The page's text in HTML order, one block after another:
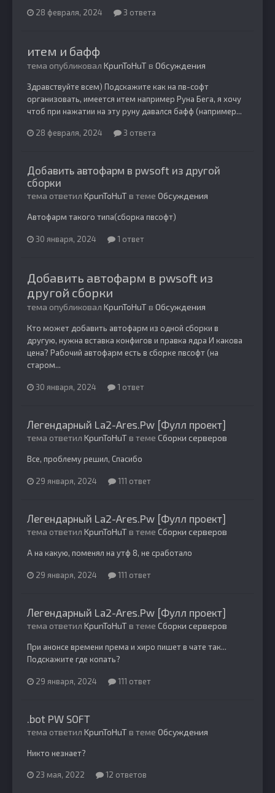
28 февраля, 2024 3 ответа
итем и бафф
тема опубликовал KpunToHuT в Обсуждения
Здравствуйте всем) Подскажите как на пв-софт
организовать, имеется итем например Руна Бега, я хочу
чтоб при нажатии на эту руну давался бафф (например...
28 февраля, 2024 3 ответа
Добавить автофарм в pwsoft из другой
сборки
тема ответил KpunToHuT в теме Обсуждения
Автофарм такого типа(сборка пвсофт)
30 января, 2024 1 ответ
Добавить автофарм в pwsoft из
другой сборки
тема опубликовал KpunToHuT в Обсуждения
Кто может добавить автофарм из одной сборки в
другую, нужна вставка конфигов и правка ядра И какова
цена? Рабочий автофарм есть в сборке пвсофт (на
старом...
30 января, 2024 1 ответ
Легендарный La2-Ares.Pw [Фулл проект]
тема ответил KpunToHuT в теме Сборки серверов
Все, проблему решил, Спасибо
29 января, 2024 111 ответ
Легендарный La2-Ares.Pw [Фулл проект]
тема ответил KpunToHuT в теме Сборки серверов
А на какую, поменял на утф 8, не сработало
29 января, 2024 111 ответ
Легендарный La2-Ares.Pw [Фулл проект]
тема ответил KpunToHuT в теме Сборки серверов
При анонсе времени према и хиро пишет в чате так...
Подскажите где копать?
29 января, 2024 111 ответ
.bot PW SOFT
тема ответил KpunToHuT в теме Обсуждения
Никто незнает?
23 мая, 2022 12 ответов